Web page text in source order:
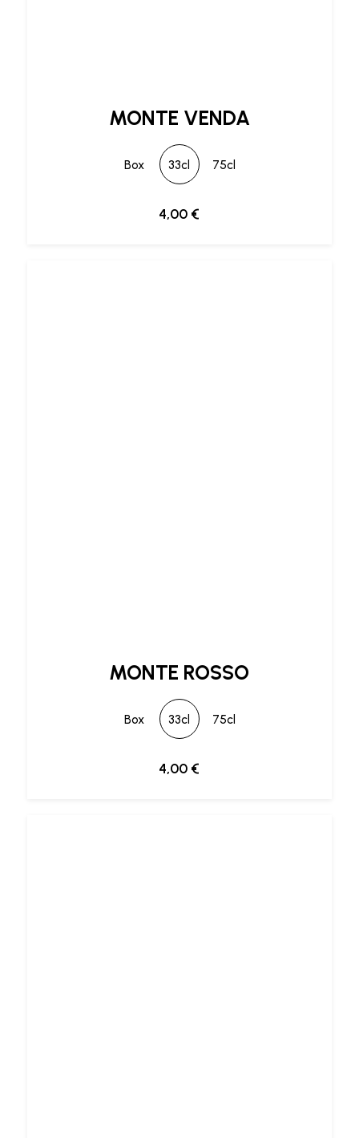
MONTE VENDA
Box 33cl 75cl
4,00 €
MONTE ROSSO
Box 33cl 75cl
4,00 €